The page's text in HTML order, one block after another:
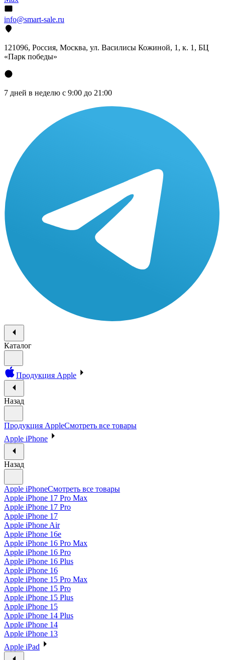
info@smart-sale.ru
121096, Россия, Москва, ул. Василисы Кожиной, 1, к. 1, БЦ
«Парк победы»
7 дней в неделю с 9:00 до 21:00
Каталог
Продукция Apple
Назад
Продукция AppleСмотреть все товары
Apple iPhone
Назад
Apple iPhoneСмотреть все товары
Apple iPhone 17 Pro Max
Apple iPhone 17 Pro
Apple iPhone 17
Apple iPhone Air
Apple iPhone 16e
Apple iPhone 16 Pro Max
Apple iPhone 16 Pro
Apple iPhone 16 Plus
Apple iPhone 16
Apple iPhone 15 Pro Max
Apple iPhone 15 Pro
Apple iPhone 15 Plus
Apple iPhone 15
Apple iPhone 14 Plus
Apple iPhone 14
Apple iPhone 13
Apple iPad